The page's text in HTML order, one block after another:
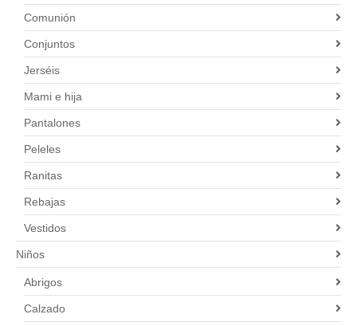
Comunión
Conjuntos
Jerséis
Mami e hija
Pantalones
Peleles
Ranitas
Rebajas
Vestidos
Niños
Abrigos
Calzado